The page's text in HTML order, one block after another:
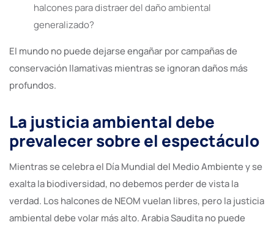
halcones para distraer del daño ambiental
generalizado?
El mundo no puede dejarse engañar por campañas de
conservación llamativas mientras se ignoran daños más
profundos.
La justicia ambiental debe
prevalecer sobre el espectáculo
Mientras se celebra el Día Mundial del Medio Ambiente y se
exalta la biodiversidad, no debemos perder de vista la
verdad. Los halcones de NEOM vuelan libres, pero la justicia
ambiental debe volar más alto. Arabia Saudita no puede